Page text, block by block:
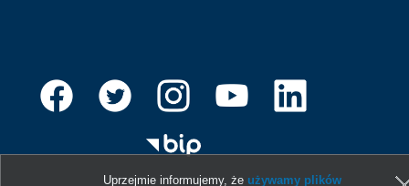
Uprzejmie informujemy, że używamy plików